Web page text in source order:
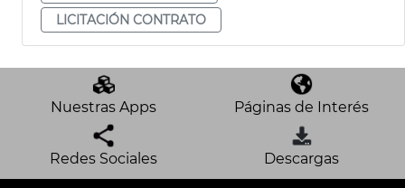
LICITACIÓN CONTRATO
Nuestras Apps Páginas de Interés
Redes Sociales Descargas